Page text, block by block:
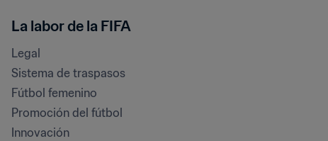
La labor de la FIFA
Legal
Sistema de traspasos
Fútbol femenino
Promoción del fútbol
Innovación